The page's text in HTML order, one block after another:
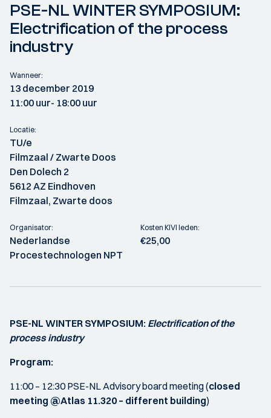
PSE-NL WINTER SYMPOSIUM:
Electrification of the process
industry
Wanneer:
13 december 2019
11:00 uur- 18:00 uur
Locatie:
TU/e
Filmzaal / Zwarte Doos
Den Dolech 2
5612 AZ Eindhoven
Filmzaal, Zwarte doos
Organisator:
Nederlandse
Procestechnologen NPT
Kosten KIVI leden:
€25,00
PSE-NL WINTER SYMPOSIUM: Electrification of the
process industry
Program:
11:00 – 12:30 PSE-NL Advisory board meeting (closed
meeting @Atlas 11.320 – different building)